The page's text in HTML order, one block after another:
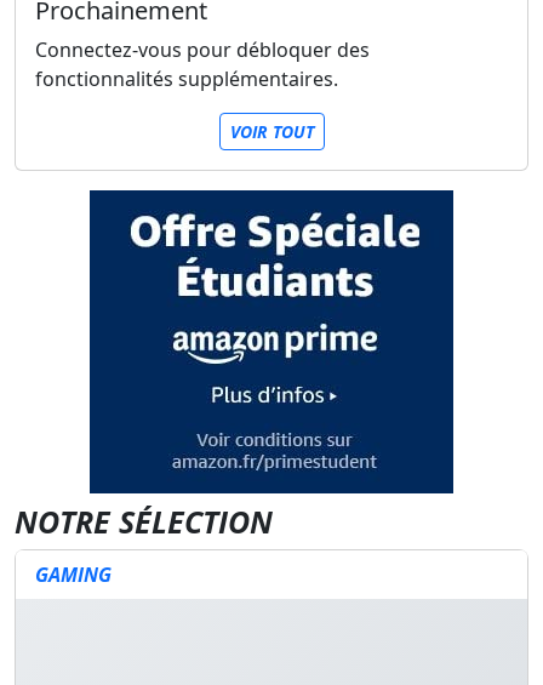
Prochainement
Connectez-vous pour débloquer des
fonctionnalités supplémentaires.
VOIR TOUT
NOTRE SÉLECTION
GAMING